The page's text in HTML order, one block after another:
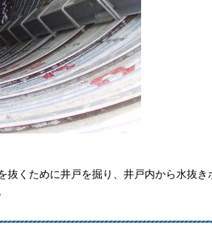
抜くために井戸を掘り、井戸内から水抜き